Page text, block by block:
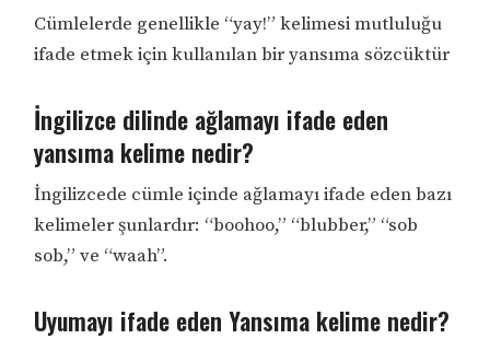
Cümlelerde genellikle “yay!” kelimesi mutluluğu
ifade etmek için kullanılan bir yansıma sözcüktür
İngilizce dilinde ağlamayı ifade eden
yansıma kelime nedir?
İngilizcede cümle içinde ağlamayı ifade eden bazı
kelimeler şunlardır: “boohoo,” “blubber,” “sob
sob,” ve “waah”.
Uyumayı ifade eden Yansıma kelime nedir?